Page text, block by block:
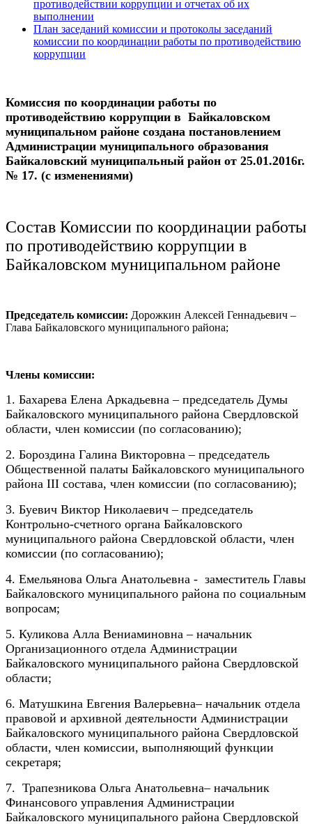
противодействии коррупции и отчетах об их
выполнении
План заседаний комиссии и протоколы заседаний
комиссии по координации работы по противодействию
коррупции
Комиссия по координации работы по
противодействию коррупции в Байкаловском
муниципальном районе создана постановлением
Администрации муниципального образования
Байкаловский муниципальный район от 25.01.2016г.
№ 17. (с изменениями)
Состав Комиссии по координации работы
по противодействию коррупции в
Байкаловском муниципальном районе
Председатель комиссии: Дорожкин Алексей Геннадьевич –
Глава Байкаловского муниципального района;
Члены комиссии:
1. Бахарева Елена Аркадьевна – председатель Думы
Байкаловского муниципального района Свердловской
области, член комиссии (по согласованию);
2. Бороздина Галина Викторовна – председатель
Общественной палаты Байкаловского муниципального
района III состава, член комиссии (по согласованию);
3. Буевич Виктор Николаевич – председатель
Контрольно-счетного органа Байкаловского
муниципального района Свердловской области, член
комиссии (по согласованию);
4. Емельянова Ольга Анатольевна - заместитель Главы
Байкаловского муниципального района по социальным
вопросам;
5. Куликова Алла Вениаминовна – начальник
Организационного отдела Администрации
Байкаловского муниципального района Свердловской
области;
6. Матушкина Евгения Валерьевна– начальник отдела
правовой и архивной деятельности Администрации
Байкаловского муниципального района Свердловской
области, член комиссии, выполняющий функции
секретаря;
7. Трапезникова Ольга Анатольевна– начальник
Финансового управления Администрации
Байкаловского муниципального района Свердловской